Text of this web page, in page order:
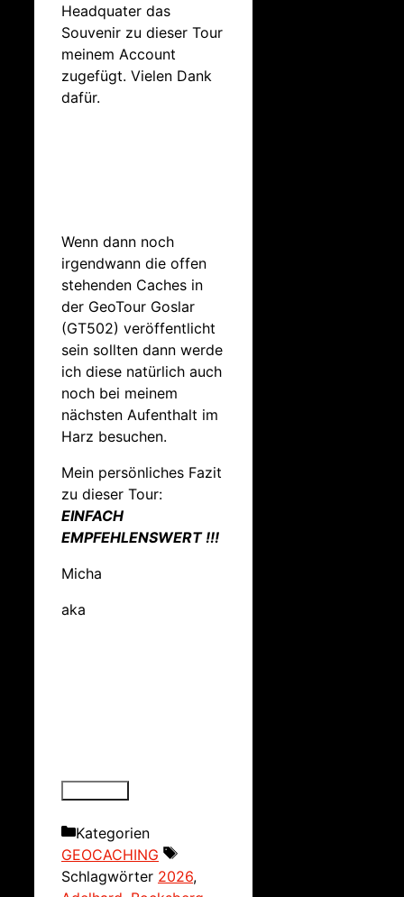
Headquater das
Souvenir zu dieser Tour
meinem Account
zugefügt. Vielen Dank
dafür.
Wenn dann noch
irgendwann die offen
stehenden Caches in
der GeoTour Goslar
(GT502) veröffentlicht
sein sollten dann werde
ich diese natürlich auch
noch bei meinem
nächsten Aufenthalt im
Harz besuchen.
Mein persönliches Fazit
zu dieser Tour:
EINFACH
EMPFEHLENSWERT !!!
Micha
aka
Kategorien
GEOCACHING
Schlagwörter 2026,